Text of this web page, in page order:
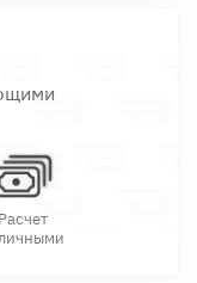
Расчет